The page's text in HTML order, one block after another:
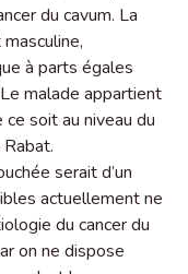
du cavum. La
à parts égales
malade appartient
soit au niveau du
serait d’un
actuellement ne
du cancer du
on ne dispose